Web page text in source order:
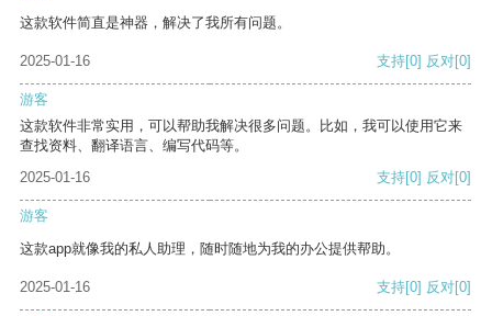
这款软件简直是神器，解决了我所有问题。
2025-01-16 支持[0] 反对[0]
游客
这款软件非常实用，可以帮助我解决很多问题。比如，我可以使用它来
查找资料、翻译语言、编写代码等。
2025-01-16
支持[0] 反对[0]
游客
这款app就像我的私人助理，随时随地为我的办公提供帮助。
2025-01-16 支持[0] 反对[0]